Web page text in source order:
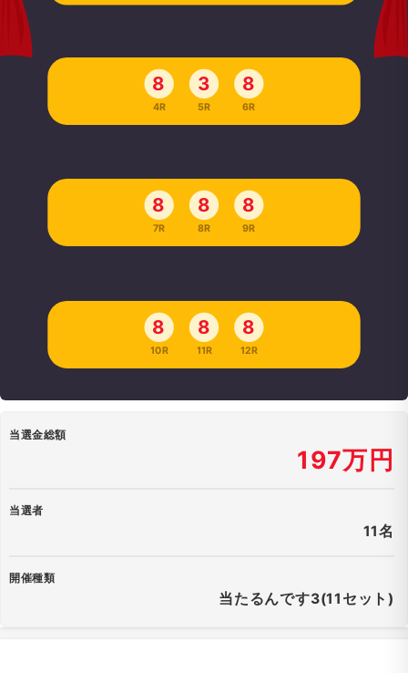
8
4R
3
5R
8
6R
8
7R
8
8R
8
9R
8
10R
8
11R
8
12R
当選金総額
197万円
当選者
11名
開催種類
当たるんです3(11セット)